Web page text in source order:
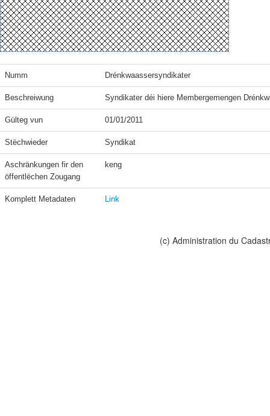
Numm Drénkwaassersyndikater
Beschreiwung Syndikater déi hiere Membergemengen
Gülteg vun 01/01/2011
Stëchwieder Syndikat
Aschränkungen fir den
öffentlëchen Zougang
keng
Komplett Metadaten Link
(c) Administration du